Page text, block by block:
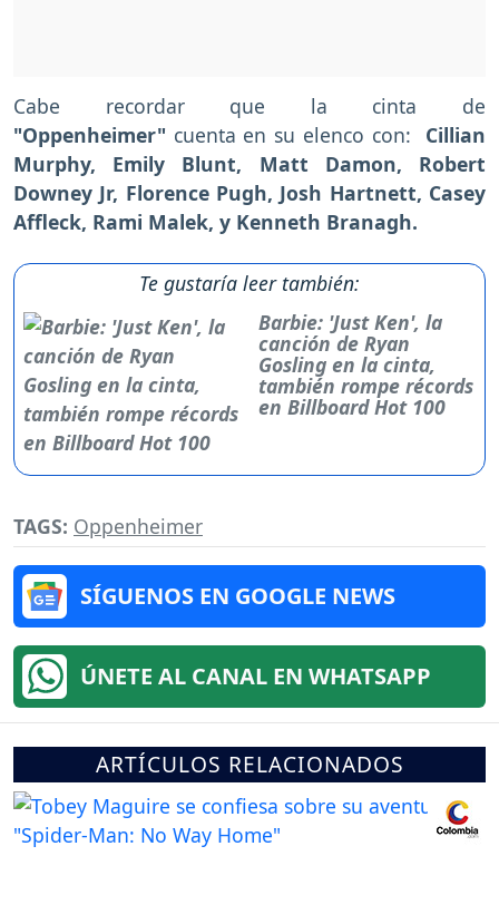
Cabe recordar que la cinta de
"Oppenheimer" cuenta en su elenco con:
Cillian
Murphy, Emily Blunt, Matt Damon, Robert
Downey Jr, Florence Pugh, Josh Hartnett, Casey
Affleck, Rami Malek, y Kenneth Branagh.
Te gustaría leer también:
Barbie: 'Just Ken', la
canción de Ryan
Gosling en la cinta,
también rompe récords
en Billboard Hot 100
TAGS: Oppenheimer
SÍGUENOS EN GOOGLE NEWS
ÚNETE AL CANAL EN WHATSAPP
ARTÍCULOS RELACIONADOS